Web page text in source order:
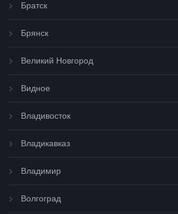
Братск
Брянск
Великий Новгород
Видное
Владивосток
Владикавказ
Владимир
Волгоград